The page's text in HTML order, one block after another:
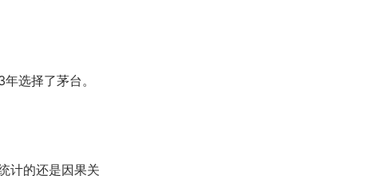
选择了茅台。
计的还是因果关